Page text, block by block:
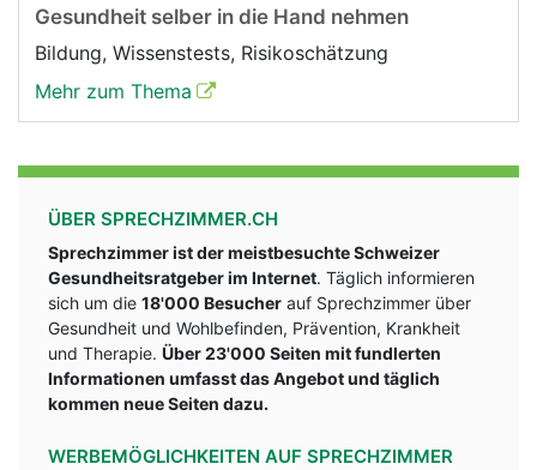
Gesundheit selber in die Hand nehmen
Bildung, Wissenstests, Risikoschätzung
Mehr zum Thema
ÜBER SPRECHZIMMER.CH
Sprechzimmer ist der meistbesuchte Schweizer
Gesundheitsratgeber im Internet. Täglich informieren
sich um die 18'000 Besucher auf Sprechzimmer über
Gesundheit und Wohlbefinden, Prävention, Krankheit
und Therapie. Über 23'000 Seiten mit fundlerten
Informationen umfasst das Angebot und täglich
kommen neue Seiten dazu.
WERBEMÖGLICHKEITEN AUF SPRECHZIMMER